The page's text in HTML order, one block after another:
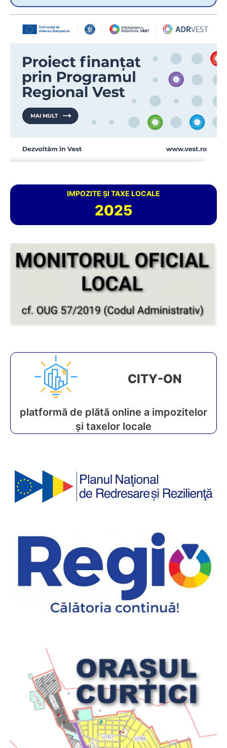
IMPOZITE ȘI TAXE LOCALE
2025
CITY-ON
platformă de plătă online a impozitelor
și taxelor locale